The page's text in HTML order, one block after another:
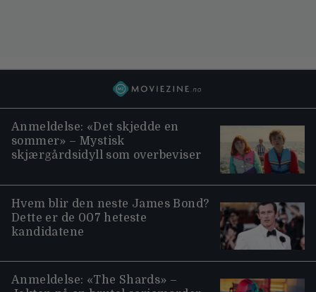
Anmeldelse: «Det skjedde en
sommer» – Mystisk
skjærgårdsidyll som overbeviser
Hvem blir den neste James Bond?
Dette er de 007 heteste
kandidatene
Anmeldelse: «The Shards» –